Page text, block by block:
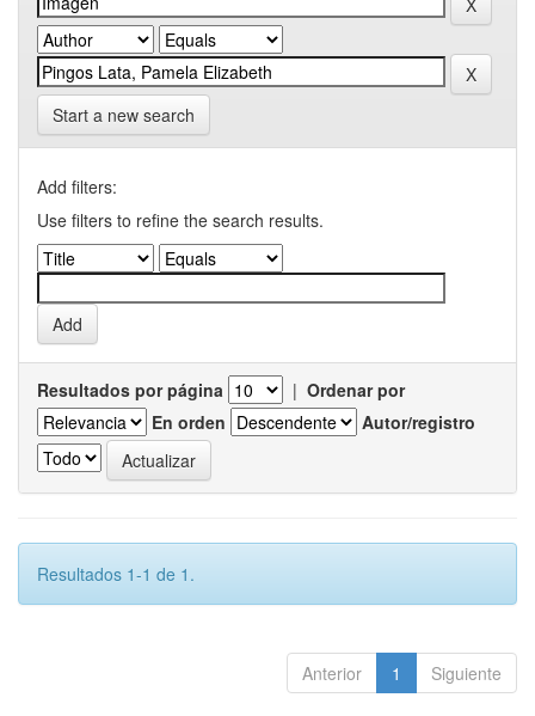
Start a new search
Add filters:
Use filters to refine the search results.
Resultados por página | Ordenar por
En orden
Autor/registro
Resultados 1-1 de 1.
Anterior 1 Siguiente